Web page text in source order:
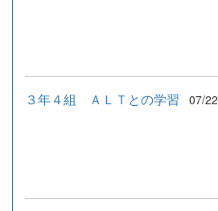
３年４組 ＡＬＴとの学習 07/22